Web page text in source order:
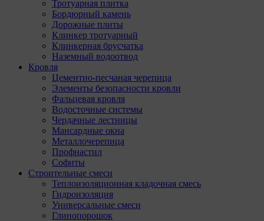
Тротуарная плитка
Бордюрный камень
Дорожные плиты
Клинкер тротуарный
Клинкерная брусчатка
Наземный водоотвод
Кровля
Цементно-песчаная черепица
Элементы безопасности кровли
Фальцевая кровля
Водосточные системы
Чердачные лестницы
Мансардные окна
Металлочерепица
Профнастил
Софиты
Строительные смеси
Теплоизоляционная кладочная смесь
Гидроизоляция
Универсальные смеси
Глинопорошок